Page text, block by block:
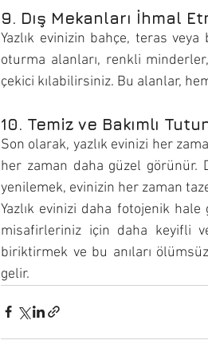
9. Dış Mekanları İhmal
Yazlık evinizin bahçe, teras
oturma alanları, renkli minderler,
çekici kılabilirsiniz. Bu alanlar,
10. Temiz ve Bakımlı
Son olarak, yazlık evinizi her
her zaman daha güzel görünür.
yenilemek, evinizin her zaman
Yazlık evinizi daha fotojenik
misafirleriniz için daha keyifli
biriktirmek ve bu anıları
gelir.